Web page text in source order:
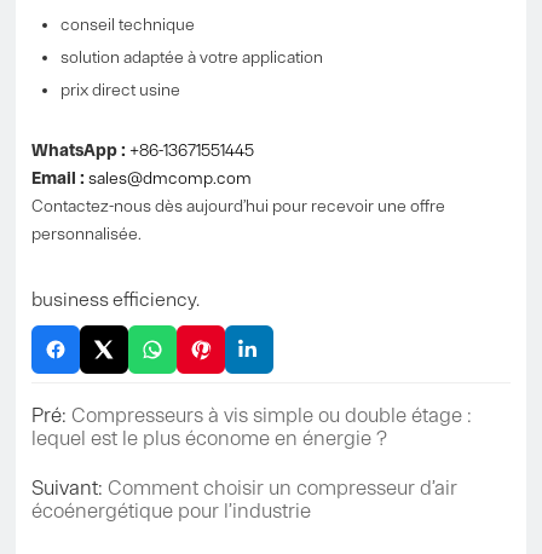
conseil technique
solution adaptée à votre application
prix direct usine
WhatsApp : +86-13671551445
Email :sales@dmcomp.com
Contactez-nous dès aujourd’hui pour recevoir une offre
personnalisée.
business efficiency.
Pré: Compresseurs à vis simple ou double étage :
lequel est le plus économe en énergie ?
Suivant: Comment choisir un compresseur d’air
écoénergétique pour l’industrie